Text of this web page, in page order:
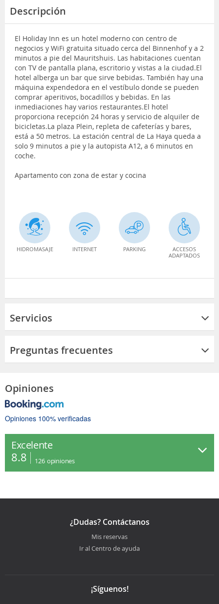
Descripción
El Holiday Inn es un hotel moderno con centro de
negocios y WiFi gratuita situado cerca del Binnenhof y a 2
minutos a pie del Mauritshuis. Las habitaciones cuentan
con TV de pantalla plana, escritorio y vistas a la ciudad.El
hotel alberga un bar que sirve bebidas. También hay una
máquina expendedora en el vestíbulo donde se pueden
comprar aperitivos, bocadillos y bebidas. En las
inmediaciones hay varios restaurantes.El hotel
proporciona recepción 24 horas y servicio de alquiler de
bicicletas.La plaza Plein, repleta de cafeterías y bares,
está a 50 metros. La estación central de La Haya queda a
solo 9 minutos a pie y la autopista A12, a 6 minutos en
coche.
Apartamento con zona de estar y cocina
HIDROMASAJE INTERNET PARKING
ACCESOS
ADAPTADOS
Servicios
Preguntas frecuentes
Opiniones
Opiniones 100% verificadas
Excelente
8.8 126 opiniones
¿Dudas? Contáctanos
Mis reservas
Ir al Centro de ayuda
¡Síguenos!